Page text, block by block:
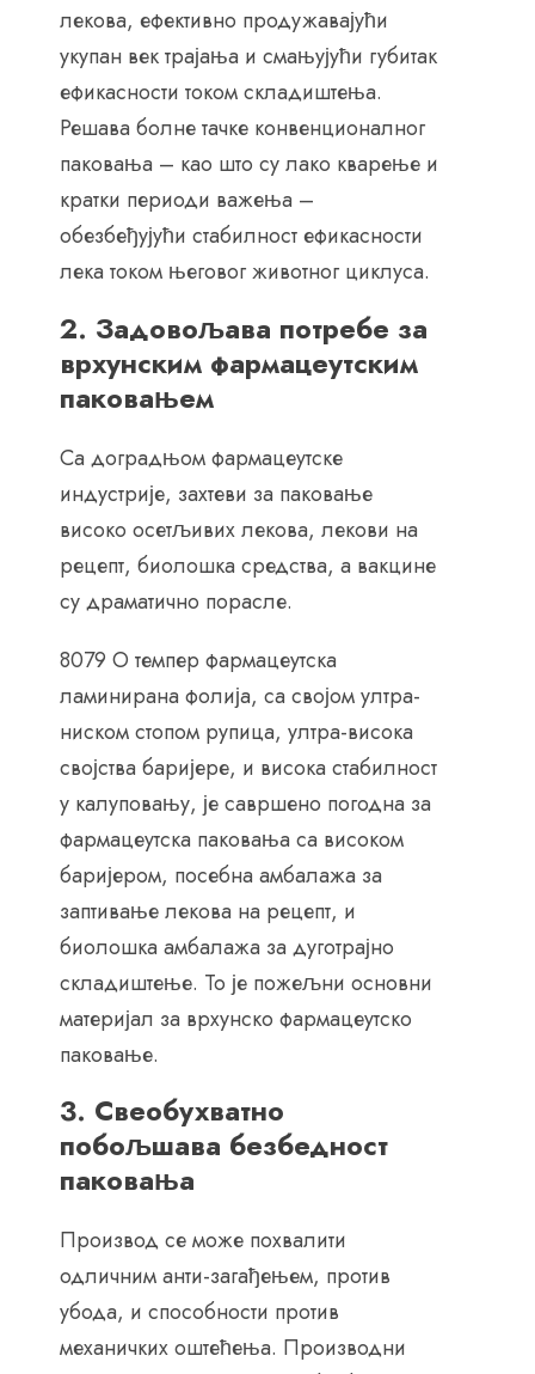
лекова, ефективно продужавајући
укупан век трајања и смањујући губитак
ефикасности током складиштења.
Решава болне тачке конвенционалног
паковања – као што су лако кварење и
кратки периоди важења –
обезбеђујући стабилност ефикасности
лека током његовог животног циклуса.
2. Задовољава потребе за
врхунским фармацеутским
паковањем
Са доградњом фармацеутске
индустрије, захтеви за паковање
високо осетљивих лекова, лекови на
рецепт, биолошка средства, а вакцине
су драматично порасле.
8079 О темпер фармацеутска
ламинирана фолија, са својом ултра-
ниском стопом рупица, ултра-висока
својства баријере, и висока стабилност
у калуповању, је савршено погодна за
фармацеутска паковања са високом
баријером, посебна амбалажа за
заптивање лекова на рецепт, и
биолошка амбалажа за дуготрајно
складиштење. То је пожељни основни
материјал за врхунско фармацеутско
паковање.
3. Свеобухватно
побољшава безбедност
паковања
Производ се може похвалити
одличним анти-загађењем, против
убода, и способности против
механичких оштећења. Производни